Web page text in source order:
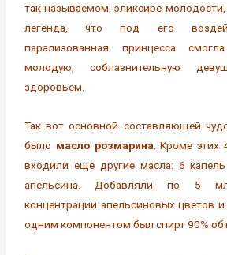
так называемом, эликсире
легенда, что под его
парализованная принцесса
молодую, соблазнительную
здоровьем.
Так вот основной составляющей
было масло розмарина . Кроме этих
входили еще другие масла: 6
апельсина. Добавляли по 5
концентрации апельсиновых цветов
одним компонентом был спирт 90%